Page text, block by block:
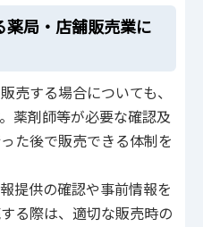
局・店舗販売業に
売する場合についても、
薬剤師等が必要な確認及
た後で販売できる体制を
提供の確認や事前情報を
る際は、適切な販売時の